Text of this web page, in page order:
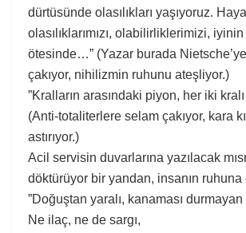
dürtüsünde olasılıkları yaşıyoruz.
olasılıklarımızı, olabilirliklerimizi,
ötesinde…” (Yazar burada
çakıyor, nihilizmin ruhunu ateşliyor.)
”Kralların arasındaki piyon, her iki
(Anti-totaliterlere selam çakıyor, kara
astırıyor.)
Acil servisin duvarlarına yazılacak
döktürüyor bir yandan, insanın ruhuna
”Doğuştan yaralı, kanaması
Ne ilaç, ne de sargı,